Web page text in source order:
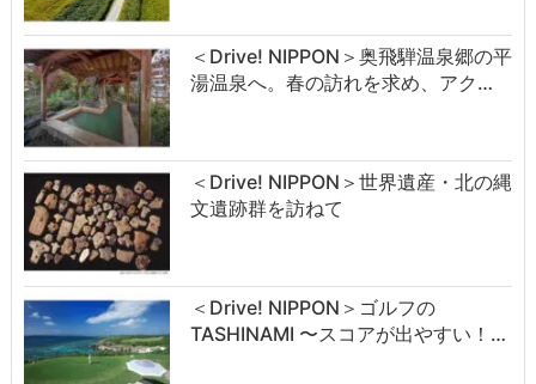
＜Drive! NIPPON＞奥飛騨温泉郷の平
湯温泉へ。春の訪れを求め、アク…
＜Drive! NIPPON＞世界遺産・北の縄
文遺跡群を訪ねて
＜Drive! NIPPON＞ゴルフの
TASHINAMI 〜スコアが出やすい！…